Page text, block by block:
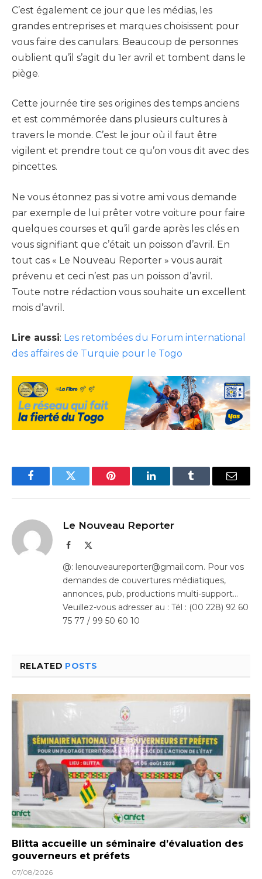
C’est également ce jour que les médias, les
grandes entreprises et marques choisissent pour
vous faire des canulars. Beaucoup de personnes
oublient qu’il s’agit du 1er avril et tombent dans le
piège.
Cette journée tire ses origines des temps anciens
et est commémorée dans plusieurs cultures à
travers le monde. C’est le jour où il faut être
vigilent et prendre tout ce qu’on vous dit avec des
pincettes.
Ne vous étonnez pas si votre ami vous demande
par exemple de lui prêter votre voiture pour faire
quelques courses et qu’il garde après les clés en
vous signifiant que c’était un poisson d’avril. En
tout cas « Le Nouveau Reporter » vous aurait
prévenu et ceci n’est pas un poisson d’avril.
Toute notre rédaction vous souhaite un excellent
mois d’avril.
Lire aussi: Les retombées du Forum international
des affaires de Turquie pour le Togo
FacebookTwitter Pinterest LinkedInTumblr Email
Le Nouveau Reporter
Facebook
@: lenouveaureporter@gmail.com. Pour vos
demandes de couvertures médiatiques,
annonces, pub, productions multi-support…
Veuillez-vous adresser au : Tél : (00 228) 92 60
75 77 / 99 50 60 10
RELATED POSTS
Blitta accueille un séminaire d’évaluation des
gouverneurs et préfets
07/08/2026